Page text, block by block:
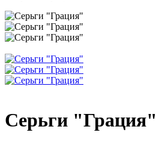
Серьги "Грация"